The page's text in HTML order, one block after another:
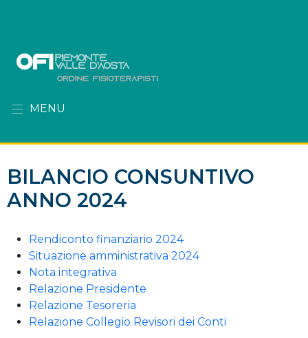
MENU
BILANCIO CONSUNTIVO
ANNO 2024
Rendiconto finanziario 2024
Situazione amministrativa 2024
Nota integrativa
Relazione Presidente
Relazione Tesoreria
Relazione Collegio Revisori dei Conti